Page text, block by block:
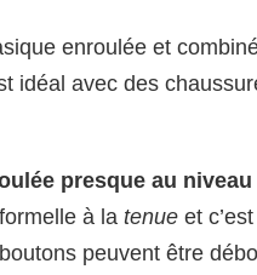
enroulée et
idéal avec des
presque au
à la tenue et
peuvent être